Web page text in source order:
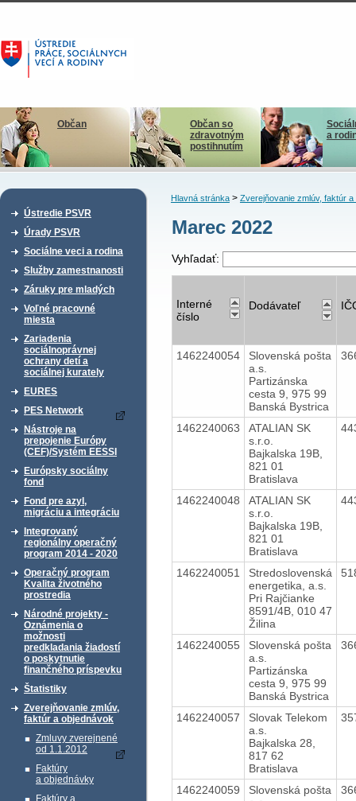
Občan
Občan so
zdravotným
postihnutím
a
Ústredie PSVR
Úrady PSVR
Sociálne veci a rodina
Služby zamestnanosti
Záruky pre mladých
Voľné pracovné
miesta
Zariadenia
sociálnoprávnej
ochrany detí a
sociálnej kurately
EURES
PES Network
Nástroje na
prepojenie Európy
(CEF)/Systém EESSI
Európsky sociálny
fond
Fond pre azyl,
migráciu a integráciu
Integrovaný
regionálny operačný
program 2014 - 2020
Operačný program
Kvalita životného
prostredia
Národné projekty -
Oznámenia o
možnosti
predkladania žiadostí
o poskytnutie
finančného príspevku
Štatistiky
Zverejňovanie zmlúv,
faktúr a objednávok
Zmluvy zverejnené
od 1.1.2012
Faktúry
a objednávky
Faktúry a
Hlavná stránka> Zverejňovanie zmlúv, faktúr a
Marec 2022
Vyhľadať:
Interné
číslo
Dodávateľ
1462240054
Slovenská pošta
a.s.
Partizánska
cesta 9, 975 99
Banská Bystrica
1462240063
ATALIAN SK
s.r.o.
Bajkalska 19B,
821 01
Bratislava
1462240048
ATALIAN SK
s.r.o.
Bajkalska 19B,
821 01
Bratislava
1462240051
Stredoslovenská
energetika, a.s.
Pri Rajčianke
8591/4B, 010 47
Žilina
1462240055
Slovenská pošta
a.s.
Partizánska
cesta 9, 975 99
Banská Bystrica
1462240057
Slovak Telekom
a.s.
Bajkalska 28,
817 62
Bratislava
1462240059
Slovenská pošta